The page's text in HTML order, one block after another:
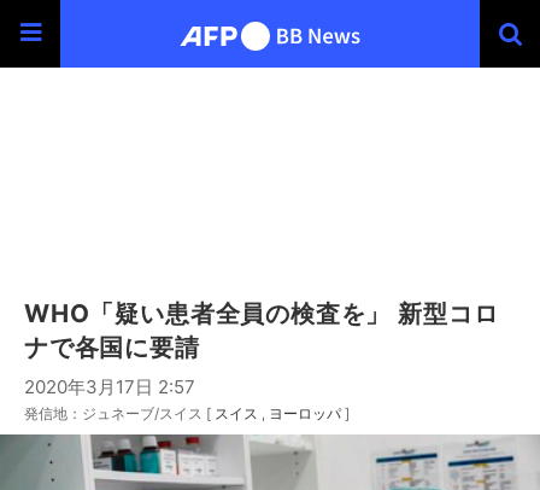
WHO「疑い患者全員の検査を」 新型コロ
ナで各国に要請
2020年3月17日 2:57
発信地：ジュネーブ/スイス [ スイス ヨーロッパ ]